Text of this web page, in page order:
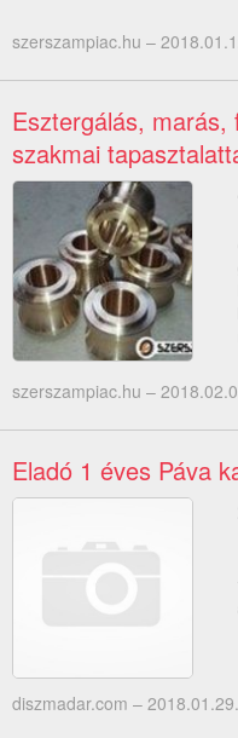
szerszampiac.hu –
Esztergálás,
szakmai
szerszampiac.hu –
Eladó 1 éves Páva
diszmadar.com – 2018.01.29.